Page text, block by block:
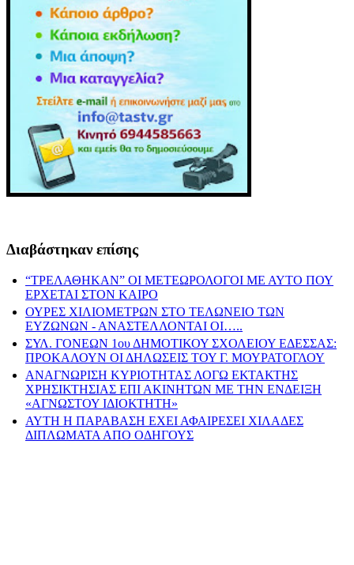
Διαβάστηκαν επίσης
“ΤΡΕΛΑΘΗΚΑΝ” ΟΙ ΜΕΤΕΩΡΟΛΟΓΟΙ ΜΕ ΑΥΤΟ ΠΟΥ
ΕΡΧΕΤΑΙ ΣΤΟΝ ΚΑΙΡΟ
ΟΥΡΕΣ ΧΙΛΙΟΜΕΤΡΩΝ ΣΤΟ ΤΕΛΩΝΕΙΟ ΤΩΝ
ΕΥΖΩΝΩΝ - ΑΝΑΣΤΕΛΛΟΝΤΑΙ ΟΙ…..
ΣΥΛ. ΓΟΝΕΩΝ 1ου ΔΗΜΟΤΙΚΟΥ ΣΧΟΛΕΙΟΥ ΕΔΕΣΣΑΣ:
ΠΡΟΚΑΛΟΥΝ ΟΙ ΔΗΛΩΣΕΙΣ ΤΟΥ Γ. ΜΟΥΡΑΤΟΓΛΟΥ
ΑΝΑΓΝΩΡΙΣΗ ΚΥΡΙΟΤΗΤΑΣ ΛΟΓΩ ΕΚΤΑΚΤΗΣ
ΧΡΗΣΙΚΤΗΣΙΑΣ ΕΠΙ ΑΚΙΝΗΤΩΝ ΜΕ ΤΗΝ ΕΝΔΕΙΞΗ
«ΑΓΝΩΣΤΟΥ ΙΔΙΟΚΤΗΤΗ»
ΑΥΤΗ Η ΠΑΡΑΒΑΣΗ ΕΧΕΙ ΑΦΑΙΡΕΣΕΙ ΧΙΛΑΔΕΣ
ΔΙΠΛΩΜΑΤΑ ΑΠΟ ΟΔΗΓΟΥΣ